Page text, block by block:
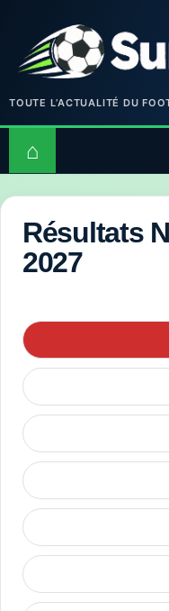
TOUTE L’ACTUALITÉ DU
⌂
Résultats
2027